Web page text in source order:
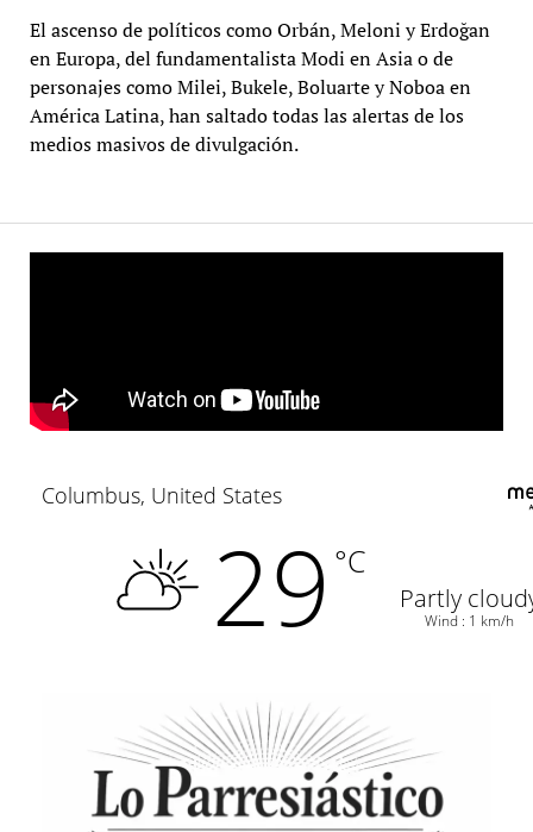
El ascenso de políticos como Orbán, Meloni y Erdoğan
en Europa, del fundamentalista Modi en Asia o de
personajes como Milei, Bukele, Boluarte y Noboa en
América Latina, han saltado todas las alertas de los
medios masivos de divulgación.